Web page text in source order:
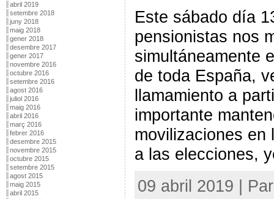
abril 2019
setembre 2018
juny 2018
maig 2018
gener 2018
desembre 2017
gener 2017
novembre 2016
octubre 2016
setembre 2016
agost 2016
juliol 2016
maig 2016
abril 2016
març 2016
febrer 2016
desembre 2015
novembre 2015
octubre 2015
setembre 2015
agost 2015
maig 2015
abril 2015
Este sábado día
pensionistas nos
simultáneamente
de toda España,
llamamiento a
importante
movilizaciones en
a las elecciones,
09 abril 2019 |